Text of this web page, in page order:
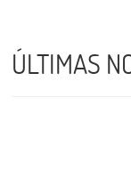
ÚLTIMAS